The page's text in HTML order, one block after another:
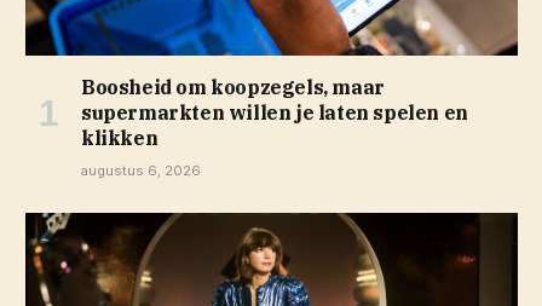
Boosheid om koopzegels, maar
supermarkten willen je laten spelen en
klikken
augustus 6, 2026